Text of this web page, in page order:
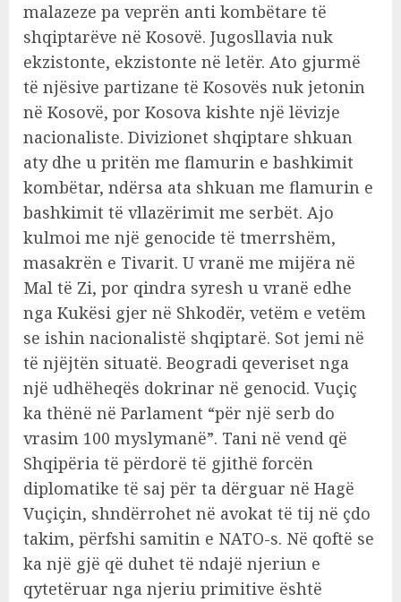
malazeze pa veprën anti kombëtare të
shqiptarëve në Kosovë. Jugosllavia nuk
ekzistonte, ekzistonte në letër. Ato gjurmë
të njësive partizane të Kosovës nuk jetonin
në Kosovë, por Kosova kishte një lëvizje
nacionaliste. Divizionet shqiptare shkuan
aty dhe u pritën me flamurin e bashkimit
kombëtar, ndërsa ata shkuan me flamurin e
bashkimit të vllazërimit me serbët. Ajo
kulmoi me një genocide të tmerrshëm,
masakrën e Tivarit. U vranë me mijëra në
Mal të Zi, por qindra syresh u vranë edhe
nga Kukësi gjer në Shkodër, vetëm e vetëm
se ishin nacionalistë shqiptarë. Sot jemi në
të njëjtën situatë. Beogradi qeveriset nga
një udhëheqës dokrinar në genocid. Vuçiç
ka thënë në Parlament “për një serb do
vrasim 100 myslymanë”. Tani në vend që
Shqipëria të përdorë të gjithë forcën
diplomatike të saj për ta dërguar në Hagë
Vuçiçin, shndërrohet në avokat të tij në çdo
takim, përfshi samitin e NATO-s. Në qoftë se
ka një gjë që duhet të ndajë njeriun e
qytetëruar nga njeriu primitive është